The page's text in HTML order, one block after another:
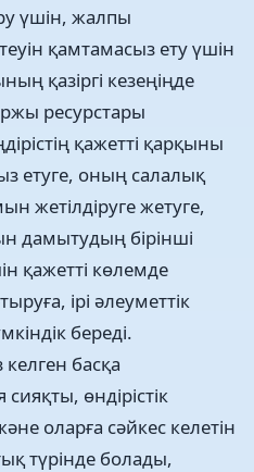
үшін, жалпы
қамтамасыз ету үшін
қазіргі кезеңіңде
ресурстары
қажетті қарқыны
етуге, оның салалық
жетілдіруге жетуге,
дамытудың бірінші
қажетті көлемде
ірі әлеуметтік
береді.
басқа
өндірістік
оларға сәйкес келетін
түрінде болады,